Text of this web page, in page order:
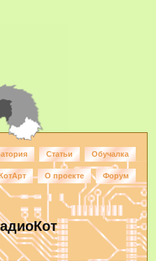
Статьи Обучалка
О проекте Форум